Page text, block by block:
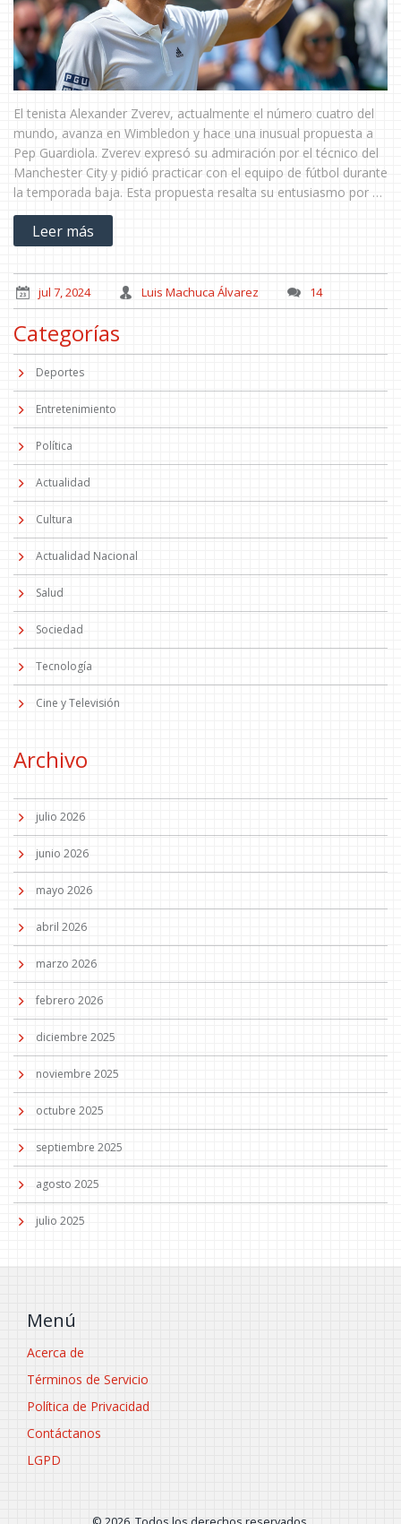
El tenista Alexander Zverev, actualmente el número cuatro del
mundo, avanza en Wimbledon y hace una inusual propuesta a
Pep Guardiola. Zverev expresó su admiración por el técnico del
Manchester City y pidió practicar con el equipo de fútbol durante
la temporada baja. Esta propuesta resalta su entusiasmo por el
fútbol y su deseo de aprender de uno de los mejores
entrenadores.
Leer más
jul 7, 2024 Luis Machuca Álvarez 14
Categorías
Deportes
Entretenimiento
Política
Actualidad
Cultura
Actualidad Nacional
Salud
Sociedad
Tecnología
Cine y Televisión
Archivo
julio 2026
junio 2026
mayo 2026
abril 2026
marzo 2026
febrero 2026
diciembre 2025
noviembre 2025
octubre 2025
septiembre 2025
agosto 2025
julio 2025
Menú
Acerca de
Términos de Servicio
Política de Privacidad
Contáctanos
LGPD